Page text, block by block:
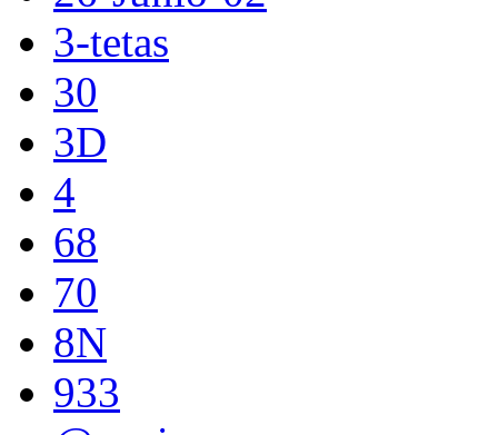
3-tetas
30
3D
4
68
70
8N
933